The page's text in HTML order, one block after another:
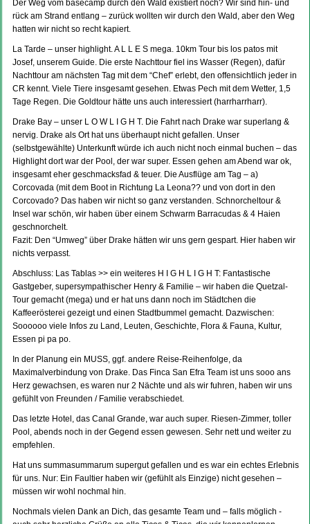
Der Weg vom basecamp durch den Wald existiert noch? Wir sind hin- und
rück am Strand entlang – zurück wollten wir durch den Wald, aber den Weg
hatten wir nicht so recht kapiert.
La Tarde – unser highlight. A L L E S mega. 10km Tour bis los patos mit
Josef, unserem Guide. Die erste Nachttour fiel ins Wasser (Regen), dafür
Nachttour am nächsten Tag mit dem “Chef” erlebt, den offensichtlich jeder in
CR kennt. Viele Tiere insgesamt gesehen. Etwas Pech mit dem Wetter, 1,5
Tage Regen. Die Goldtour hätte uns auch interessiert (harrharrharr).
Drake Bay – unser L O W L I G H T. Die Fahrt nach Drake war superlang &
nervig. Drake als Ort hat uns überhaupt nicht gefallen. Unser
(selbstgewählte) Unterkunft würde ich auch nicht noch einmal buchen – das
Highlight dort war der Pool, der war super. Essen gehen am Abend war ok,
insgesamt eher geschmacksfad & teuer. Die Ausflüge am Tag – a)
Corcovada (mit dem Boot in Richtung La Leona?? und von dort in den
Corcovado? Das haben wir nicht so ganz verstanden. Schnorcheltour &
Insel war schön, wir haben über einem Schwarm Barracudas & 4 Haien
geschnorchelt.
Fazit: Den “Umweg” über Drake hätten wir uns gern gespart. Hier haben wir
nichts verpasst.
Abschluss: Las Tablas >> ein weiteres H I G H L I G H T: Fantastische
Gastgeber, supersympathischer Henry & Familie – wir haben die Quetzal-
Tour gemacht (mega) und er hat uns dann noch im Städtchen die
Kaffeerösterei gezeigt und einen Stadtbummel gemacht. Dazwischen:
Soooooo viele Infos zu Land, Leuten, Geschichte, Flora & Fauna, Kultur,
Essen pi pa po.
In der Planung ein MUSS, ggf. andere Reise-Reihenfolge, da
Maximalverbindung von Drake. Das Finca San Efra Team ist uns sooo ans
Herz gewachsen, es waren nur 2 Nächte und als wir fuhren, haben wir uns
gefühlt von Freunden / Familie verabschiedet.
Das letzte Hotel, das Canal Grande, war auch super. Riesen-Zimmer, toller
Pool, abends noch in der Gegend essen gewesen. Sehr nett und weiter zu
empfehlen.
Hat uns summasummarum supergut gefallen und es war ein echtes Erlebnis
für uns. Nur: Ein Faultier haben wir (gefühlt als Einzige) nicht gesehen –
müssen wir wohl nochmal hin.
Nochmals vielen Dank an Dich, das gesamte Team und – falls möglich -